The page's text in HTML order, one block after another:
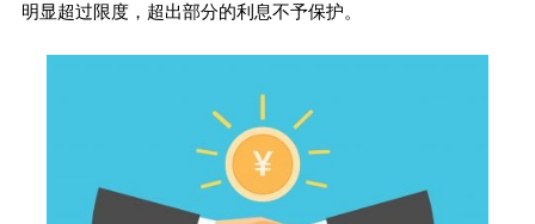
明显超过限度，超出部分的利息不予保护。